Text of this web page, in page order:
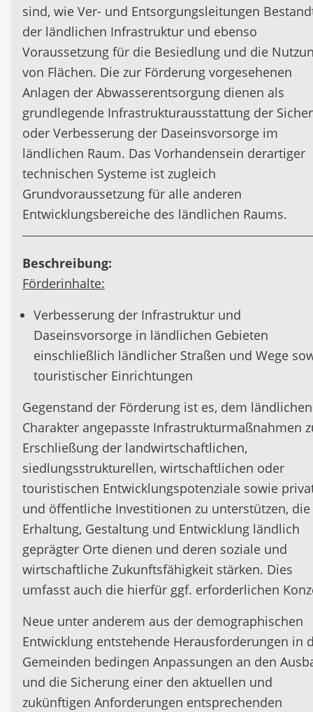
sind, wie Ver- und Entsorgungsleitungen
der ländlichen Infrastruktur und ebenso
Voraussetzung für die Besiedlung und die
von Flächen. Die zur Förderung vorgesehenen
Anlagen der Abwasserentsorgung dienen als
grundlegende Infrastrukturausstattung der
oder Verbesserung der Daseinsvorsorge im
ländlichen Raum. Das Vorhandensein derartiger
technischen Systeme ist zugleich
Grundvoraussetzung für alle anderen
Entwicklungsbereiche des ländlichen Raums.
Beschreibung:
Förderinhalte:
Verbesserung der Infrastruktur und
Daseinsvorsorge in ländlichen Gebieten
einschließlich ländlicher Straßen und Wege
touristischer Einrichtungen
Gegenstand der Förderung ist es, dem ländlichen
Charakter angepasste Infrastrukturmaßnahmen
Erschließung der landwirtschaftlichen,
siedlungsstrukturellen, wirtschaftlichen oder
touristischen Entwicklungspotenziale sowie
und öffentliche Investitionen zu unterstützen,
Erhaltung, Gestaltung und Entwicklung ländlich
geprägter Orte dienen und deren soziale und
wirtschaftliche Zukunftsfähigkeit stärken. Dies
umfasst auch die hierfür ggf. erforderlichen
Neue unter anderem aus der demographischen
Entwicklung entstehende Herausforderungen in
Gemeinden bedingen Anpassungen an den
und die Sicherung einer den aktuellen und
zukünftigen Anforderungen entsprechenden